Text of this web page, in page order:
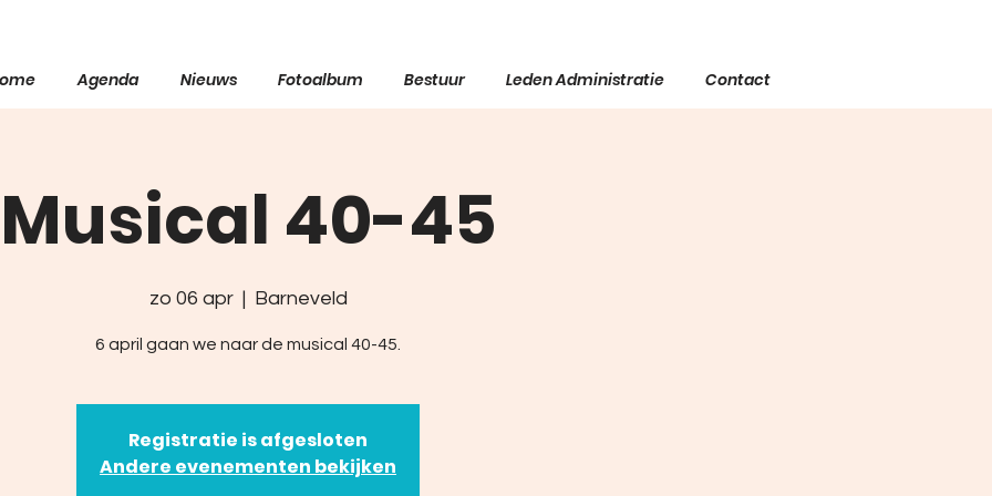
Agenda Nieuws Fotoalbum Bestuur Leden Administratie Contact
Musical 40-45
zo 06 apr
  |
Barneveld
6 april gaan we naar de musical 40-45.
Registratie is afgesloten
Andere evenementen bekijken